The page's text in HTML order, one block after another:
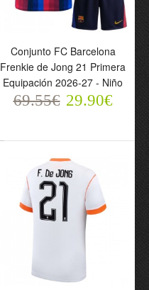
Frenkie de Jong 21
Primera Equipación
2026-27 - Niño
69.55€ 29.90€
Conjunto Países Bajos
Conjunto FC Barcelona
Frenkie de Jong 21 Primera
Equipación 2026-27 - Niño
69.55€ 29.90€